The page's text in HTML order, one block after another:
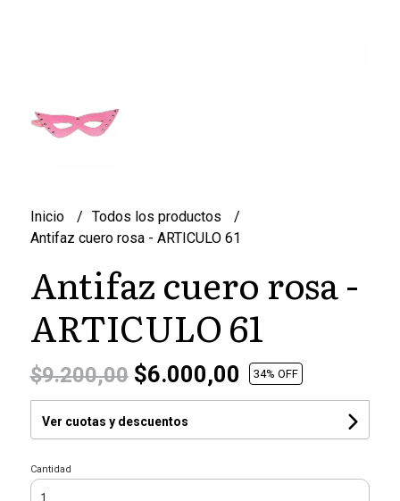
Inicio
Todos los productos
Antifaz cuero rosa - ARTICULO 61
Antifaz cuero rosa -
ARTICULO 61
$9.200,00$6.000,00 34% OFF
Ver cuotas y descuentos
Cantidad